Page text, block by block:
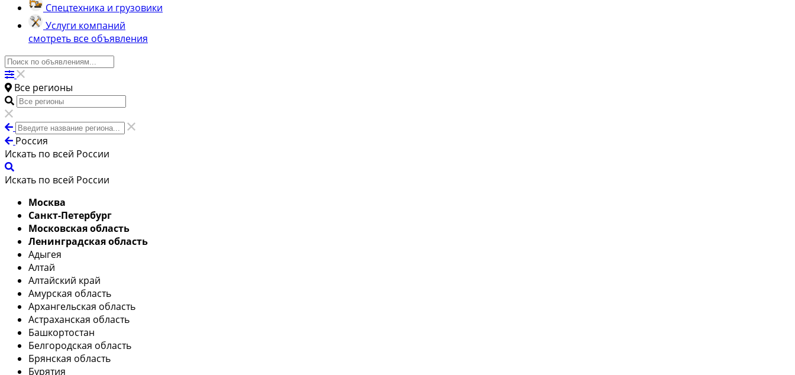
Спецтехника и грузовики
Услуги компаний
смотреть все объявления
Все регионы
Россия
Искать по всей России
Искать по всей России
Москва
Санкт-Петербург
Московская область
Ленинградская область
Адыгея
Алтай
Алтайский край
Амурская область
Архангельская область
Астраханская область
Башкортостан
Белгородская область
Брянская область
Бурятия